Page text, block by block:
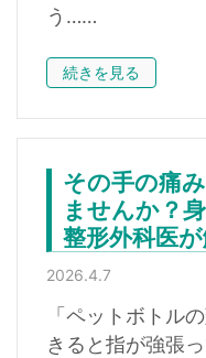
う……
続きを見る
その手の痛
ませんか？
整形外科医
2026.4.7
「ペットボトル
きると指が強張